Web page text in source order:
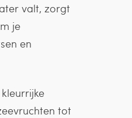
valt, zorgt
je
en
tot